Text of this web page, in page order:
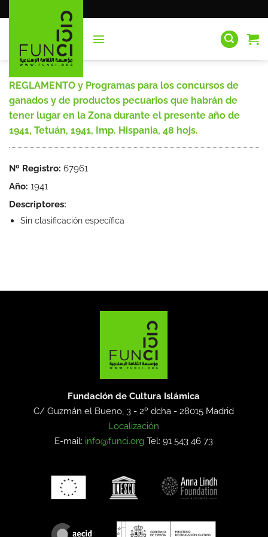
al
REGLAMENTO y Programas para los concursos de
ganados y de productos pecuarios que habrán de
tener lugar en la Zona durante el presente año de
1941, Tetuán, 1941, Imp. Hispania, 48 hojs.
Nº Registro: 67961
Año: 1941
Descriptores:
Sin clasificación específica
Fundación de Cultura Islámica
C/ Guzmán el Bueno, 3 - 2º dcha -28015 Madrid
Localización
E-mail: info@funci.org Tel: 91 543 46 73